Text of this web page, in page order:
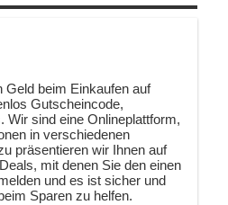
beim Einkaufen auf
Gutscheincode,
Wir sind eine Onlineplattform,
in verschiedenen
präsentieren wir Ihnen auf
mit denen Sie den einen
und es ist sicher und
Sparen zu helfen.